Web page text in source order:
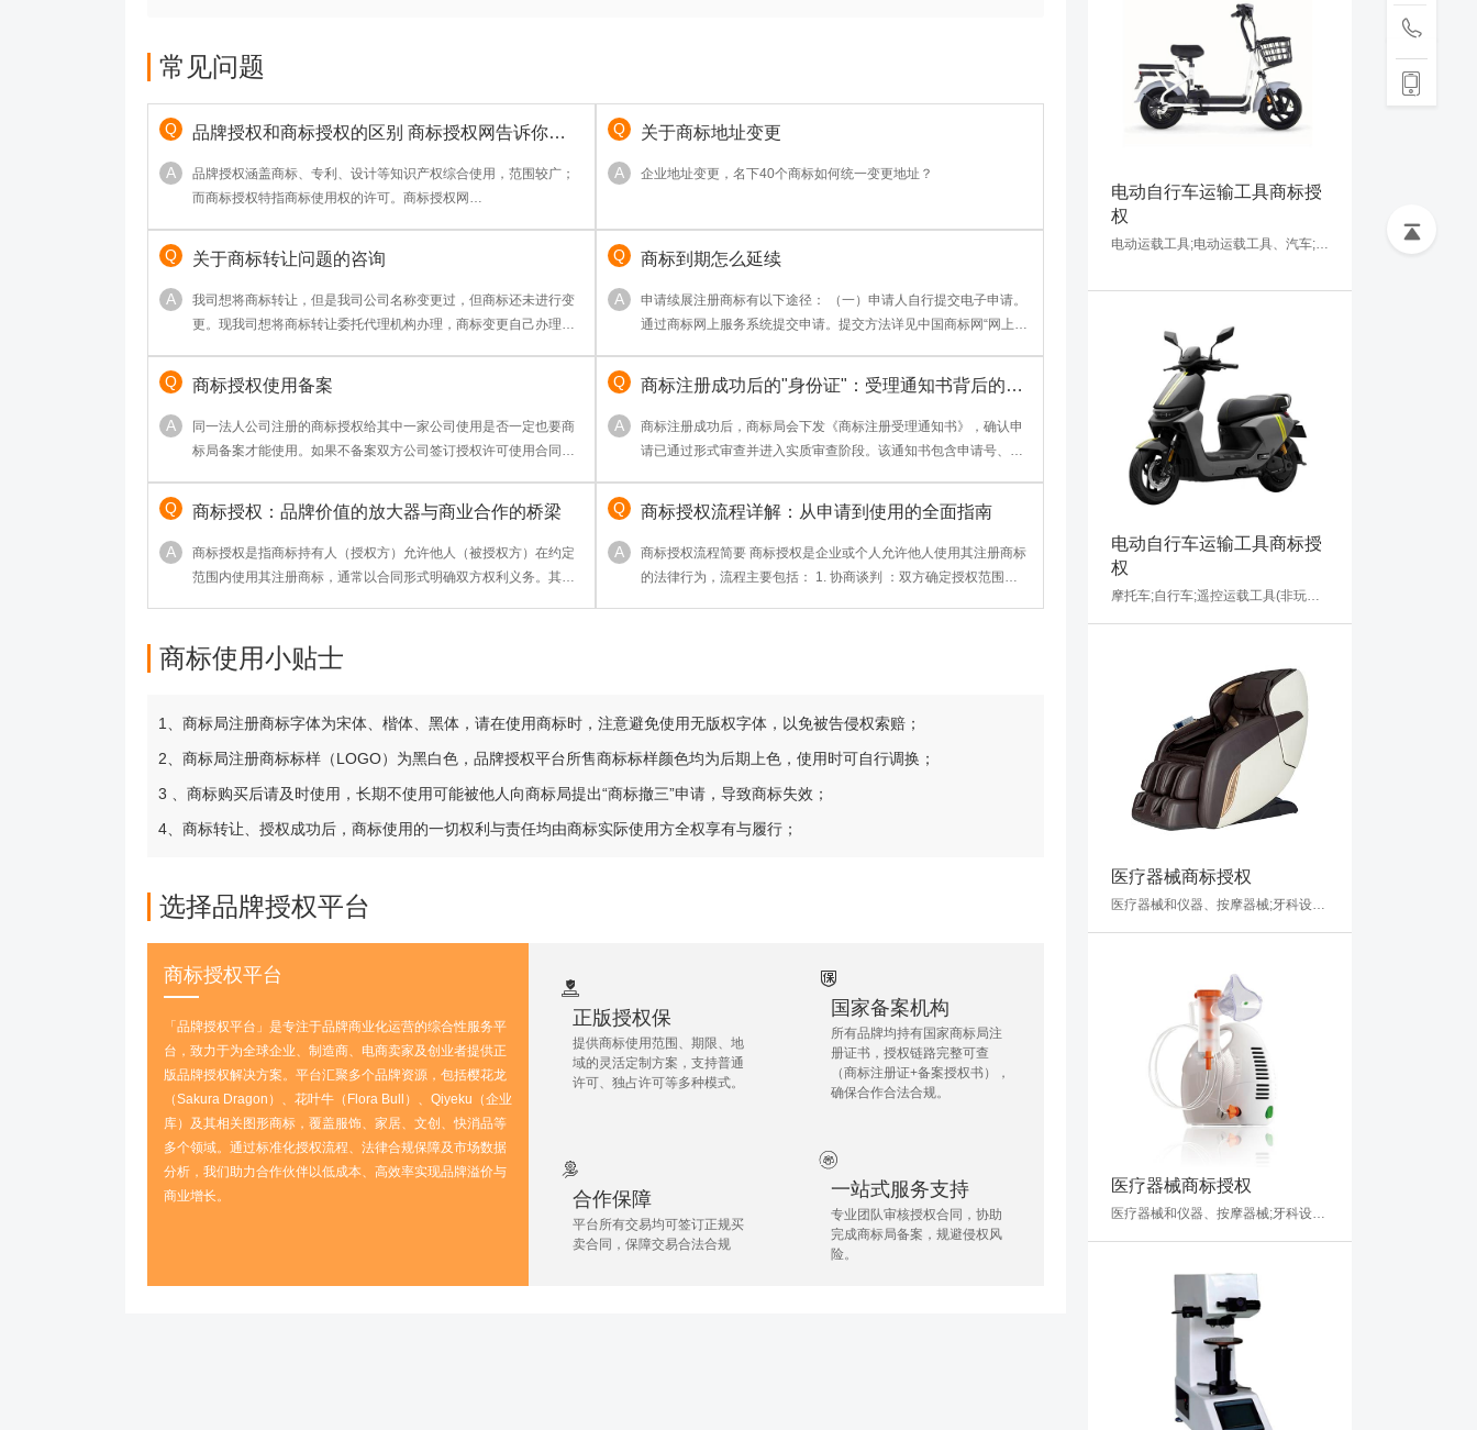
常见问题
品牌授权和商标授权的区别 商标授权网告诉你
http://www.shangbiaoshouquan.com/
品牌授权涵盖商标、专利、设计等知识产权综合使用，范围较广；
而商标授权特指商标使用权的许可。商标授权网
围及法律风险上存在显著差异，企业需根据实际需求选择。
关于商标地址变更
企业地址变更，名下40个商标如何统一变更地址？
关于商标转让问题的咨询
我司想将商标转让，但是我司公司名称变更过，但商标还未进行变
更。现我司想将商标转让委托代理机构办理，商标变更自己办理。
商标到期怎么延续
申请续展注册商标有以下途径： （一）申请人自行提交电子申请。
通过商标网上服务系统提交申请。提交方法详见中国商标网“网上申
商标授权使用备案
同一法人公司注册的商标授权给其中一家公司使用是否一定也要商
标局备案才能使用。如果不备案双方公司签订授权许可使用合同是
商标注册成功后的"身份证"：受理通知书背后的法
律意义与商业价值
商标注册成功后，商标局会下发《商标注册受理通知书》，确认申
请已通过形式审查并进入实质审查阶段。该通知书包含申请号、商
公告等流程才能取得《商标注册证》。建议妥善保存通知书，用于
业务备案或维权参考。
商标授权：品牌价值的放大器与商业合作的桥梁
商标授权是指商标持有人（授权方）允许他人（被授权方）在约定
范围内使用其注册商标，通常以合同形式明确双方权利义务。其核
市场规范 ——通过合法授权避免侵权纠纷，维护商业秩序。常见于
商品联名、特许经营等场景，
商标授权流程详解：从申请到使用的全面指南
商标授权流程简要 商标授权是企业或个人允许他人使用其注册商标
的法律行为，流程主要包括： 1. 协商谈判 ：双方确定授权范围、
商标使用小贴士
1、商标局注册商标字体为宋体、楷体、黑体，请在使用商标时，注意避免使用无版权字体，以免被告侵权索赔；
2、商标局注册商标标样（LOGO）为黑白色，品牌授权平台所售商标标样颜色均为后期上色，使用时可自行调换；
3 、商标购买后请及时使用，长期不使用可能被他人向商标局提出“商标撤三”申请，导致商标失效；
4、商标转让、授权成功后，商标使用的一切权利与责任均由商标实际使用方全权享有与履行；
选择品牌授权平台
商标授权平台
「品牌授权平台」是专注于品牌商业化运营的综合性服务平
台，致力于为全球企业、制造商、电商卖家及创业者提供‌正
版品牌授权解决方案‌。平台汇聚多个品牌资源，包括‌樱花龙
（Sakura Dragon）、花叶牛（Flora Bull）、Qiyeku（企业
库）‌及其相关图形商标，覆盖服饰、家居、文创、快消品等
多个领域。通过标准化授权流程、法律合规保障及市场数据
分析，我们助力合作伙伴以‌低成本、高效率‌实现品牌溢价与
商业增长。
‌正版授权保
提供商标使用范围、期限、地
域的灵活定制方案，支持‌普通
许可、独占许可‌等多种模式。
国家备案机构
所有品牌均持有‌国家商标局注
册证书‌，授权链路完整可查
（商标注册证+备案授权书），
确保合作合法合规。
合作保障
平台所有交易均可签订正规买
卖合同，保障交易合法合规
一站式服务支持
专业团队审核授权合同，协助
完成商标局备案，规避侵权风
险。
电动自行车运输工具商标授
权
电动自行车运输工具商标授
权
医疗器械商标授权
医疗器械商标授权